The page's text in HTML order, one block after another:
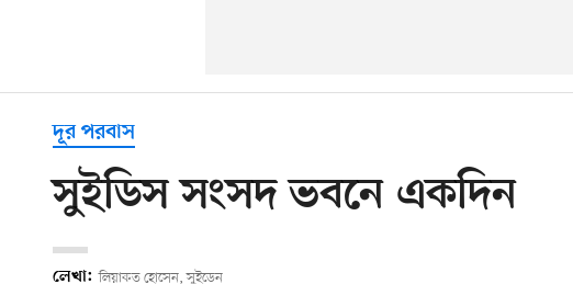
দূর পরবাস
সুইডিস সংসদ ভবনে একদিন
লেখা: লিয়াকত হোসেন, সুইডেন